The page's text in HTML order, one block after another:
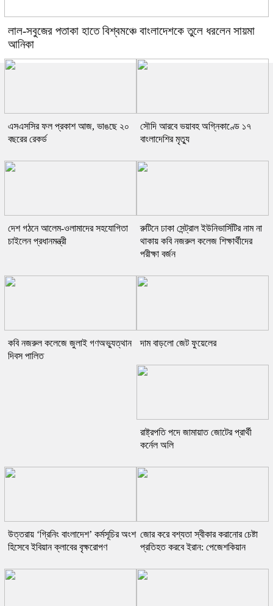
লাল-সবুজের পতাকা হাতে বিশ্বমঞ্চে বাংলাদেশকে তুলে ধরলেন সায়মা
আনিকা
এসএসসির ফল প্রকাশ আজ, ভাঙছে ২০
বছরের রেকর্ড
সৌদি আরবে ভয়াবহ অগ্নিকাণ্ডে ১৭
বাংলাদেশির মৃত্যু
দেশ গঠনে আলেম-ওলামাদের সহযোগিতা
চাইলেন প্রধানমন্ত্রী
রুটিনে ঢাকা সেন্ট্রাল ইউনিভার্সিটির নাম না
থাকায় কবি নজরুল কলেজ শিক্ষার্থীদের
পরীক্ষা বর্জন
কবি নজরুল কলেজে জুলাই গণঅভ্যুত্থান
দিবস পালিত
দাম বাড়লো জেট ফুয়েলের
রাষ্ট্রপতি পদে জামায়াত জোটের প্রার্থী
কর্নেল অলি
উত্তরায় ‘গ্রিনিং বাংলাদেশ’ কর্মসূচির অংশ
হিসেবে ইবিয়ান ক্লাবের বৃক্ষরোপণ
জোর করে বশ্যতা স্বীকার করানোর চেষ্টা
প্রতিহত করবে ইরান: পেজেশকিয়ান